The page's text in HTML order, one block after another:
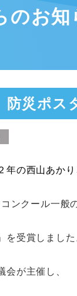
のお知
災ポス
年の西山あか
ンクール一般
を受賞しました
が主催し、